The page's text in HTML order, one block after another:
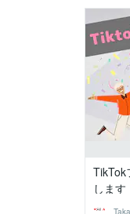
TikTok
します